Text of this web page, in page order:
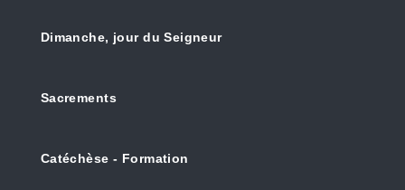
Dimanche, jour du Seigneur
Sacrements
Catéchèse - Formation